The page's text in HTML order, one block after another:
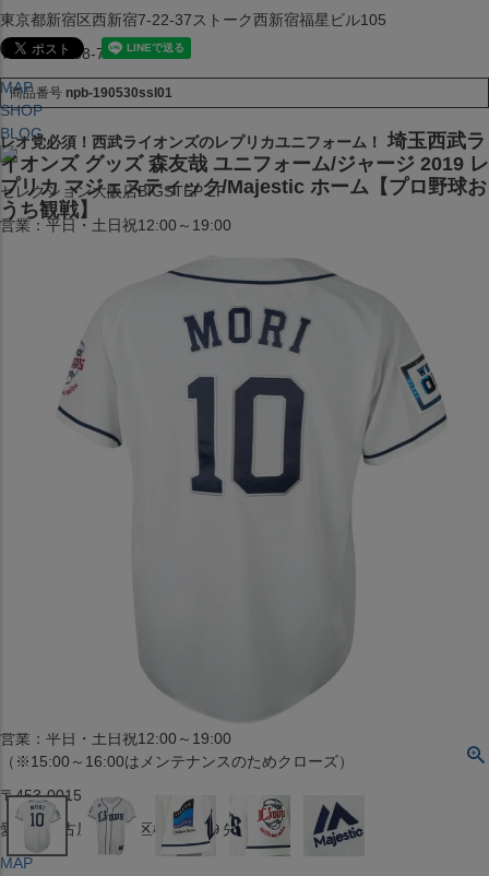
東京都新宿区西新宿7-22-37ストーク西新宿福星ビル105
TEL:03-5338-7231
MAP
SHOP
BLOG
セレクション大阪店BIGSTEP 2F
営業：平日・土日祝12:00～19:00
セレクション名古屋エスカ地下街店
営業：平日・土日祝12:00～19:00
（※15:00～16:00はメンテナンスのためクローズ）
〒453-0015
愛知県名古屋市中村区椿町６−９先
MAP
商品番号 npb-190530ssl01
レオ党必須！西武ライオンズのレプリカユニフォーム！
埼玉西武ラ
イオンズ グッズ 森友哉 ユニフォーム/ジャージ 2019 レ
プリカ マジェスティック/Majestic ホーム【プロ野球お
うち観戦】